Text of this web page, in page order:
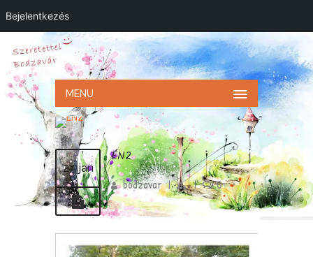
Bejelentkezés
MENU
27 jan
ÉN2
bodzavar | | 0